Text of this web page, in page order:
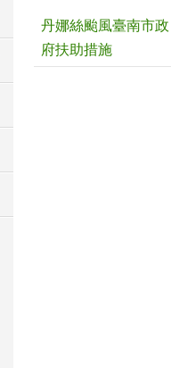
丹娜絲颱風臺南市政
府扶助措施